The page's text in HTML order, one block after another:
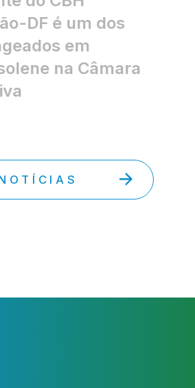
DF é um dos
em
na Câmara